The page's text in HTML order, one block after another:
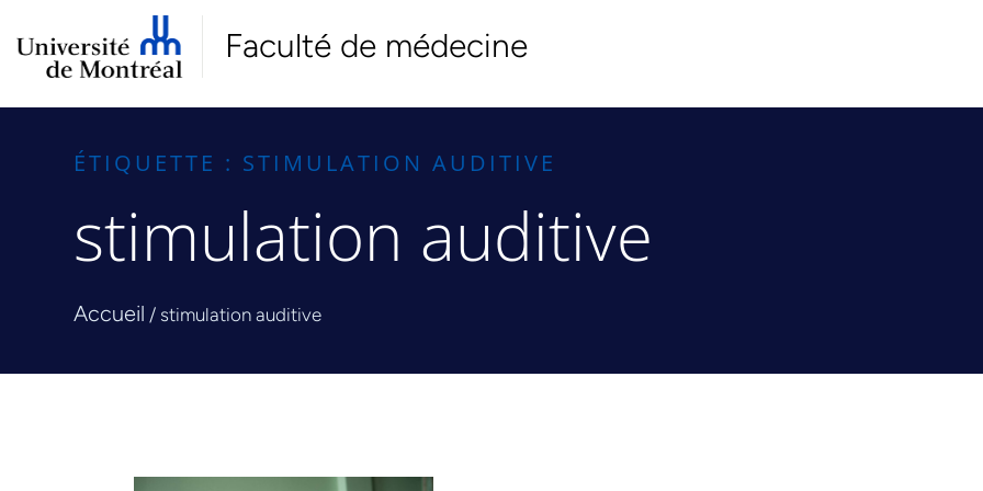
Faculté de médecine
ÉTIQUETTE : STIMULATION AUDITIVE
stimulation auditive
Accueil / stimulation auditive